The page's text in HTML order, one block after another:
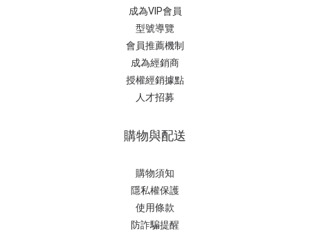
成為VIP會員
型號導覽
會員推薦機制
成為經銷商
授權經銷據點
人才招募
購物與配送
購物須知
隱私權保護
使用條款
防詐騙提醒